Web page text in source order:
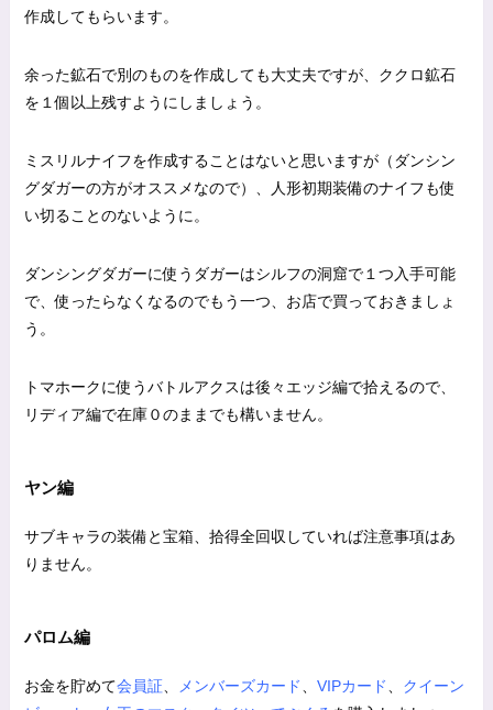
作成してもらいます。
余った鉱石で別のものを作成しても大丈夫ですが、ククロ鉱石
を１個以上残すようにしましょう。
ミスリルナイフを作成することはないと思いますが（ダンシン
グダガーの方がオススメなので）、人形初期装備のナイフも使
い切ることのないように。
ダンシングダガーに使うダガーはシルフの洞窟で１つ入手可能
で、使ったらなくなるのでもう一つ、お店で買っておきましょ
う。
トマホークに使うバトルアクスは後々エッジ編で拾えるので、
リディア編で在庫０のままでも構いません。
ヤン編
サブキャラの装備と宝箱、拾得全回収していれば注意事項はあ
りません。
パロム編
お金を貯めて会員証、 メンバーズカード、VIPカード、 クイーン